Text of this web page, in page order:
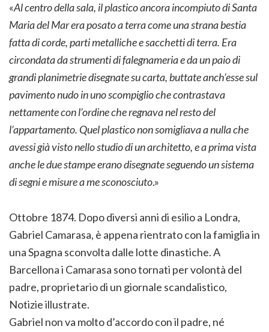
«Al centro della sala, il plastico ancora incompiuto di Santa
Maria del Mar era posato a terra come una strana bestia
fatta di corde, parti metalliche e sacchetti di terra. Era
circondata da strumenti di falegnameria e da un paio di
grandi planimetrie disegnate su carta, buttate anch’esse sul
pavimento nudo in uno scompiglio che contrastava
nettamente con l’ordine che regnava nel resto del
l’appartamento. Quel plastico non somigliava a nulla che
avessi già visto nello studio di un architetto, e a prima vista
anche le due stampe erano disegnate seguendo un sistema
di segni e misure a me sconosciuto.»
Ottobre 1874. Dopo diversi anni di esilio a Londra,
Gabriel Camarasa, è appena rientrato con la famiglia in
una Spagna sconvolta dalle lotte dinastiche. A
Barcellona i Camarasa sono tornati per volontà del
padre, proprietario di un giornale scandalistico,
Notizie illustrate.
Gabriel non va molto d’accordo con il padre, né